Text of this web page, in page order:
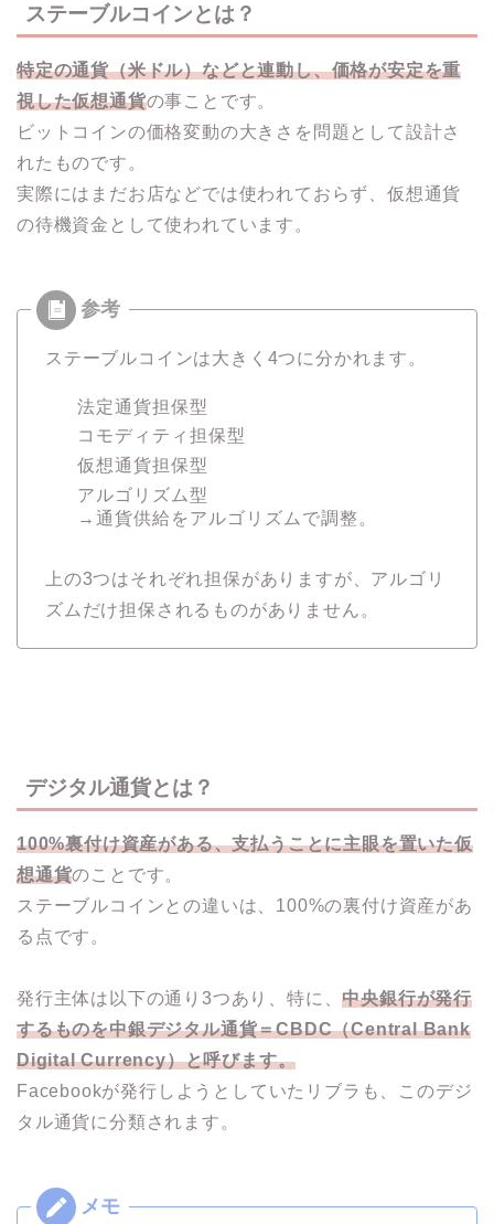
ステーブルコインとは？
特定の通貨（米ドル）などと連動し、価格が安定を重
視した仮想通貨の事ことです。
ビットコインの価格変動の大きさを問題として設計さ
れたものです。
実際にはまだお店などでは使われておらず、仮想通貨
の待機資金として使われています。
ステーブルコインは大きく4つに分かれます。
法定通貨担保型
コモディティ担保型
仮想通貨担保型
アルゴリズム型
→通貨供給をアルゴリズムで調整。
上の3つはそれぞれ担保がありますが、アルゴリ
ズムだけ担保されるものがありません。
デジタル通貨とは？
100%裏付け資産がある、支払うことに主眼を置いた仮
想通貨のことです。
ステーブルコインとの違いは、100%の裏付け資産があ
る点です。
発行主体は以下の通り3つあり、特に、中央銀行が発行
するものを中銀デジタル通貨＝CBDC（Central Bank
Digital Currency）と呼びます。
Facebookが発行しようとしていたリブラも、このデジ
タル通貨に分類されます。